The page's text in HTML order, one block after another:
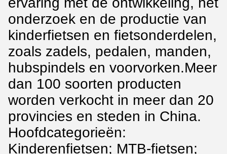
onderzoek en de productie van
kinderfietsen en fietsonderdelen,
zoals zadels, pedalen, manden,
hubspindels en voorvorken.Meer
dan 100 soorten producten
worden verkocht in meer dan 20
provincies en steden in China.
Hoofdcategorieën:
Kinderenfietsen; MTB-fietsen;